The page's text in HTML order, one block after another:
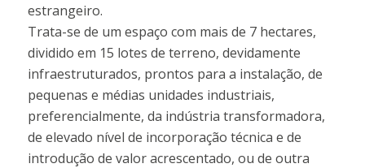
estrangeiro.
Trata-se de um espaço com mais de 7 hectares,
dividido em 15 lotes de terreno, devidamente
infraestruturados, prontos para a instalação, de
pequenas e médias unidades industriais,
preferencialmente, da indústria transformadora,
de elevado nível de incorporação técnica e de
introdução de valor acrescentado, ou de outra